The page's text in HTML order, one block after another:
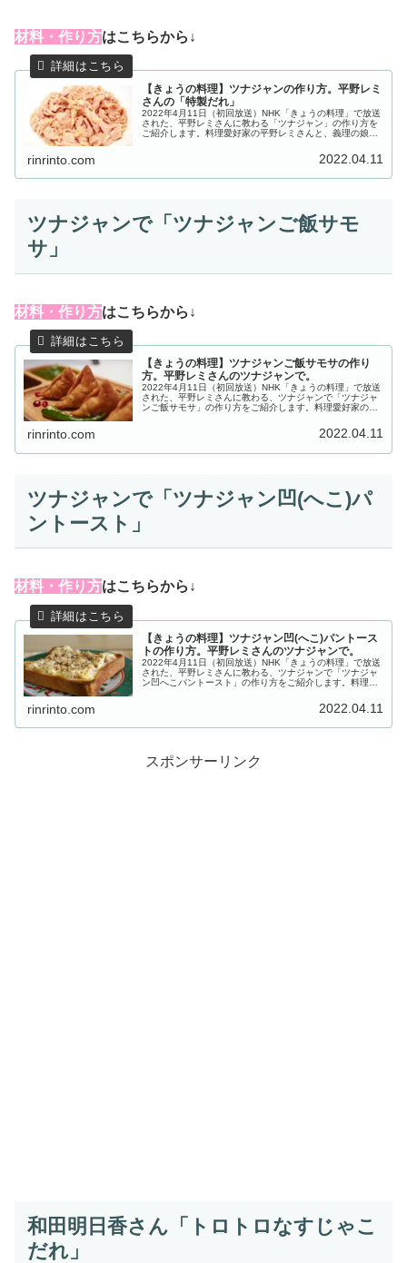
材料・作り方はこちらから↓
【きょうの料理】ツナジャンの作り方。平野レミ
さんの「特製だれ」
2022年4月11日（初回放送）NHK「きょうの料理」で放送
された、平野レミさんに教わる「ツナジャン」の作り方を
ご紹介します。料理愛好家の平野レミさんと、義理の娘で
rinrinto.com 2022.04.11
ツナジャンで「ツナジャンご飯サモ
サ」
材料・作り方はこちらから↓
【きょうの料理】ツナジャンご飯サモサの作り
方。平野レミさんのツナジャンで。
2022年4月11日（初回放送）NHK「きょうの料理」で放送
された、平野レミさんに教わる、ツナジャンで「ツナジャ
ンご飯サモサ」の作り方をご紹介します。料理愛好家の平
rinrinto.com 2022.04.11
ツナジャンで「ツナジャン凹(へこ)パ
ントースト」
材料・作り方はこちらから↓
【きょうの料理】ツナジャン凹(へこ)パントース
トの作り方。平野レミさんのツナジャンで。
2022年4月11日（初回放送）NHK「きょうの料理」で放送
された、平野レミさんに教わる、ツナジャンで「ツナジャ
ン凹へこパントースト」の作り方をご紹介します。料理愛
rinrinto.com 2022.04.11
スポンサーリンク
和田明日香さん「トロトロなすじゃこ
だれ」